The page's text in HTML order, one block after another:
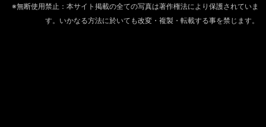
※無断使用禁止：本サイト掲載の全ての写真は著作権法により保護されていま
す。いかなる方法に於いても改変・複製・転載する事を禁じます。